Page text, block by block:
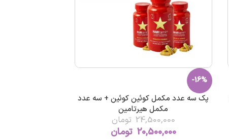
-16%
پک سه عدد مکمل کوئین کوئین + سه عدد
مکمل هیرتامین
24,500,000 تومان
20,500,000 تومان